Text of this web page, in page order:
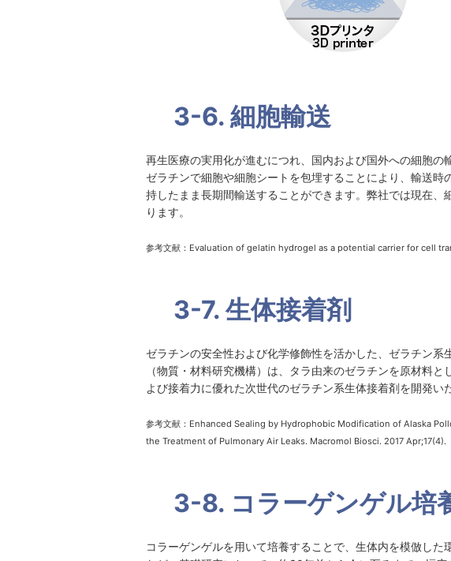
3-6. 細胞輸送
再生医療の実用化が進むにつれ、国内および国外への細胞
ゼラチンで細胞や細胞シートを包埋することにより、輸送
持したまま長期間輸送することができます。弊社では現在
ります。
参考文献：Evaluation of gelatin hydrogel as a potential carrier for cell
3-7. 生体接着剤
ゼラチンの安全性および化学修飾性を活かした、ゼラチン
（物質・材料研究機構）は、タラ由来のゼラチンを原材料
よび接着力に優れた次世代のゼラチン系生体接着剤を開発い
参考文献：Enhanced Sealing by Hydrophobic Modification of Alaska
the Treatment of Pulmonary Air Leaks. Macromol Biosci. 2017 Apr;17(4).
3-8. コラーゲンゲル培
コラーゲンゲルを用いて培養することで、生体内を模倣し